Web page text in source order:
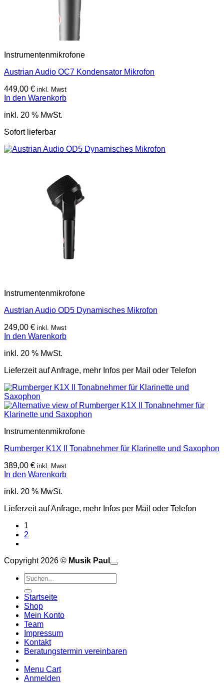
Instrumentenmikrofone
Austrian Audio OC7 Kondensator Mikrofon
449,00 € inkl. Mwst
In den Warenkorb
inkl. 20 % MwSt.
Sofort lieferbar
Instrumentenmikrofone
Austrian Audio OD5 Dynamisches Mikrofon
249,00 € inkl. Mwst
In den Warenkorb
inkl. 20 % MwSt.
Lieferzeit auf Anfrage, mehr Infos per Mail oder Telefon
Instrumentenmikrofone
Rumberger K1X II Tonabnehmer für Klarinette und Saxophon
389,00 € inkl. Mwst
In den Warenkorb
inkl. 20 % MwSt.
Lieferzeit auf Anfrage, mehr Infos per Mail oder Telefon
1
2
Copyright 2026 © Musik Paul
Suchen
nach:
Startseite
Shop
Mein Konto
Team
Impressum
Kontakt
Beratungstermin vereinbaren
Menu Cart
Anmelden